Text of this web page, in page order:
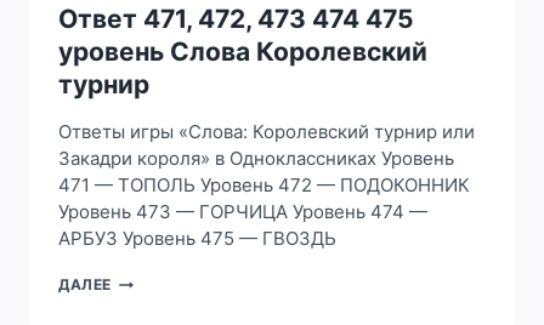
УРОВЕНЬ
СЛОВА
КОРОЛЕВСКИЙ
ТУРНИР
Ответ 471, 472, 473 474 475
уровень Слова Королевский
турнир
Ответы игры «Слова: Королевский турнир или
Закадри короля» в Одноклассниках Уровень
471 — ТОПОЛЬ Уровень 472 — ПОДОКОННИК
Уровень 473 — ГОРЧИЦА Уровень 474 —
АРБУЗ Уровень 475 — ГВОЗДЬ
ДАЛЕЕ ОТВЕТ